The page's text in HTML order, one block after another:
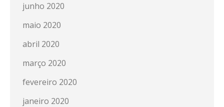
junho 2020
maio 2020
abril 2020
março 2020
fevereiro 2020
janeiro 2020